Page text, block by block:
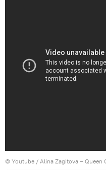
© Youtube / Alina Zagitova – Queen